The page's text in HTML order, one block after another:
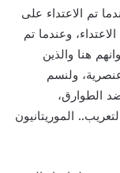
تم الاعتداء على
وعندما تم
هنا والذين
ولنسم
الطوارق،
الموريتانيون